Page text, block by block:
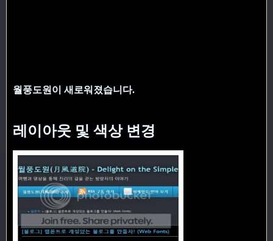
월풍도원이 새로워졌습니다.
레이아웃 및 색상 변경